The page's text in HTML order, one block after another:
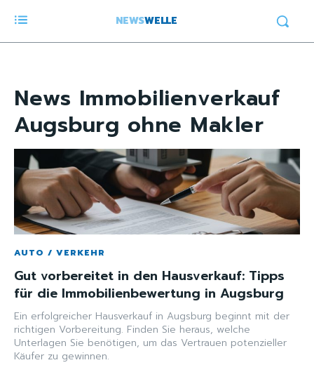
NEWSWELLE
News Immobilienverkauf
Augsburg ohne Makler
AUTO / VERKEHR
Gut vorbereitet in den Hausverkauf: Tipps
für die Immobilienbewertung in Augsburg
Ein erfolgreicher Hausverkauf in Augsburg beginnt mit der
richtigen Vorbereitung. Finden Sie heraus, welche
Unterlagen Sie benötigen, um das Vertrauen potenzieller
Käufer zu gewinnen.